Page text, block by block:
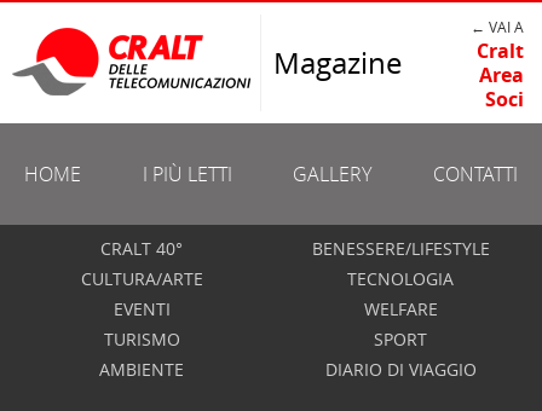
Magazine
← VAI A
Cralt
Area
Soci
HOME I PIÙ LETTI GALLERY CONTATTI
CRALT 40°
CULTURA/ARTE
EVENTI
TURISMO
AMBIENTE
BENESSERE/LIFESTYLE
TECNOLOGIA
WELFARE
SPORT
DIARIO DI VIAGGIO